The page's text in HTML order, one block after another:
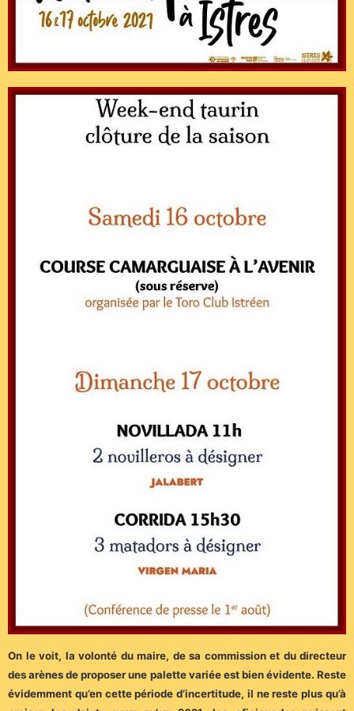
On le voit, la volonté du maire, de sa commission et du directeur
des arènes de proposer une palette variée est bien évidente. Reste
évidemment qu’en cette période d’incertitude, il ne reste plus qu’à